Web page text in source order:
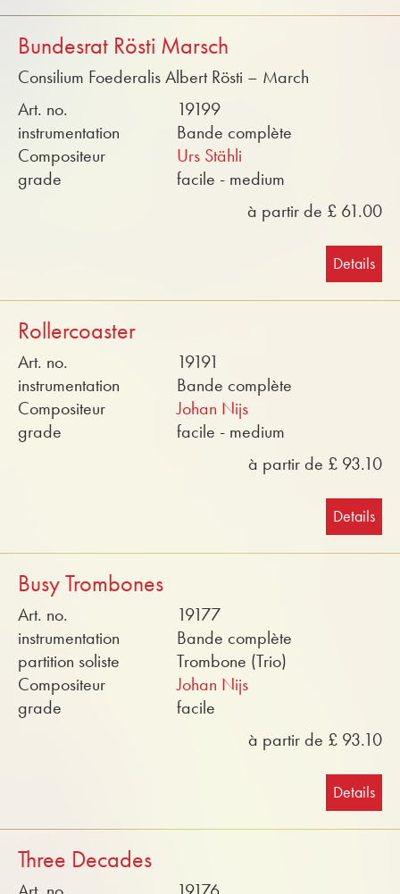
Bundesrat Rösti Marsch
Consilium Foederalis Albert Rösti – March
Art. no.
19199
instrumentation
Bande complète
Compositeur
Urs Stähli
grade
facile - medium
à partir de £ 61.00
Details
Rollercoaster
Art. no.
19191
instrumentation
Bande complète
Compositeur
Johan Nijs
grade
facile - medium
à partir de £ 93.10
Details
Busy Trombones
Art. no.
19177
instrumentation
Bande complète
partition soliste
Trombone (Trio)
Compositeur
Johan Nijs
grade
facile
à partir de £ 93.10
Details
Three Decades